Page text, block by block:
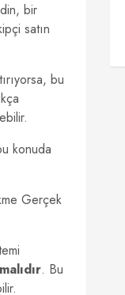
bir
satın
bu
konuda
Gerçek
. Bu